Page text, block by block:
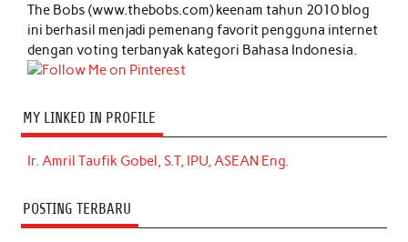
The Bobs (www.thebobs.com) keenam tahun 2010 blog
ini berhasil menjadi pemenang favorit pengguna internet
dengan voting terbanyak kategori Bahasa Indonesia.
MY LINKED IN PROFILE
Ir. Amril Taufik Gobel, S.T, IPU, ASEAN Eng.
POSTING TERBARU